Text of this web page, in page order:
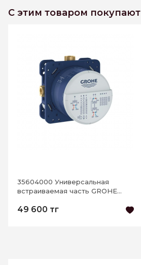
С этим товаром покупают
35604000 Универсальная
встраиваемая часть GROHE
49 600 тг